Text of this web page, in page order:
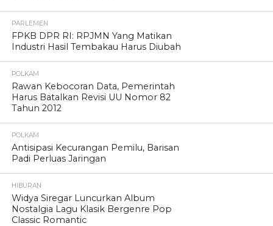
PARLEMEN
FPKB DPR RI: RPJMN Yang Matikan
Industri Hasil Tembakau Harus Diubah
POLKAM
Rawan Kebocoran Data, Pemerintah
Harus Batalkan Revisi UU Nomor 82
Tahun 2012
POLKAM
Antisipasi Kecurangan Pemilu, Barisan
Padi Perluas Jaringan
HIBURAN
Widya Siregar Luncurkan Album
Nostalgia Lagu Klasik Bergenre Pop
Classic Romantic